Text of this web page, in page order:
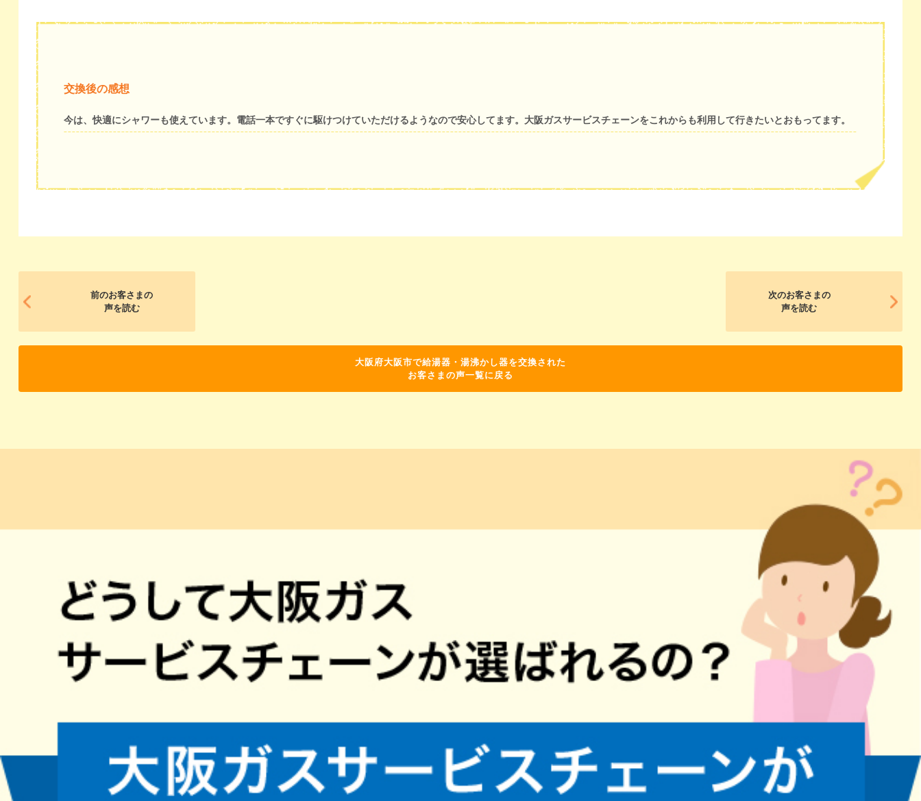
交換後の感想
今は、快適にシャワーも使えています。電話一本ですぐに駆けつけていただけるようなので安心してます。大阪ガスサービスチェーンをこれからも利用して行きたいとおもってます。
前のお客さまの
声を読む
次のお客さまの
声を読む
大阪府大阪市で給湯器・湯沸かし器を交換された
お客さまの声一覧に戻る